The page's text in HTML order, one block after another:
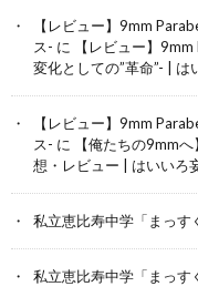
【レビュー】9mm
ス- に
【レビュー】
変化としての”革命”- | は
【レビュー】9mm
ス- に
【俺たちの9mm
想・レビュー | はいいろ
私立恵比寿中学「まっす
私立恵比寿中学「まっす